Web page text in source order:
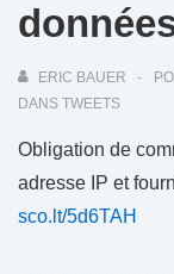
ERIC BAUER
DANS TWEETS
Obligation de
adresse IP et
sco.lt/5d6TAH